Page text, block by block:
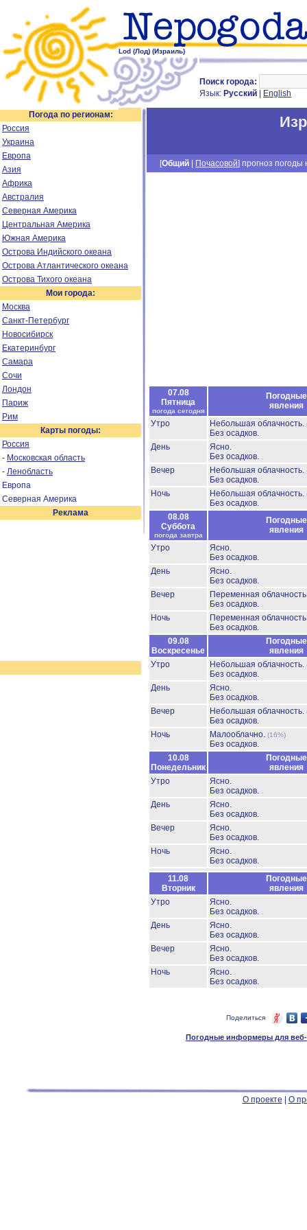
Lod (Лод) (Израиль)
Поиск города:
Язык: Русский English
Погода по регионам:
Россия
Украина
Европа
Азия
Африка
Австралия
Северная Америка
Центральная Америка
Южная Америка
Острова Индийского океана
Острова Атлантического океана
Острова Тихого океана
Мои города:
Москва
Санкт-Петербург
Новосибирск
Екатеринбург
Самара
Сочи
Лондон
Париж
Рим
Карты погоды:
Россия
- Московская область
- Ленобласть
Европа
Северная Америка
Реклама
[Общий Почасовой] прогноз погоды
07.08
Пятница
погода сегодня
Погодные
явления
Утро
Небольшая облачность.
Без осадков.
День
Ясно.
Без осадков.
Вечер
Небольшая облачность.
Без осадков.
Ночь
Небольшая облачность.
Без осадков.
08.08
Суббота
погода завтра
Погодные
явления
Утро
Ясно.
Без осадков.
День
Ясно.
Без осадков.
Вечер
Переменная
Без осадков.
Ночь
Переменная
Без осадков.
09.08
Воскресенье
Погодные
явления
Утро
Небольшая облачность.
Без осадков.
День
Ясно.
Без осадков.
Вечер
Небольшая облачность.
Без осадков.
Ночь
Малооблачно. (16%)
Без осадков.
10.08
Понедельник
Погодные
явления
Утро
Ясно.
Без осадков.
День
Ясно.
Без осадков.
Вечер
Ясно.
Без осадков.
Ночь
Ясно.
Без осадков.
11.08
Вторник
Погодные
явления
Утро
Ясно.
Без осадков.
День
Ясно.
Без осадков.
Вечер
Ясно.
Без осадков.
Ночь
Ясно.
Без осадков.
Поделиться
Погодные информеры для веб-
О проекте О